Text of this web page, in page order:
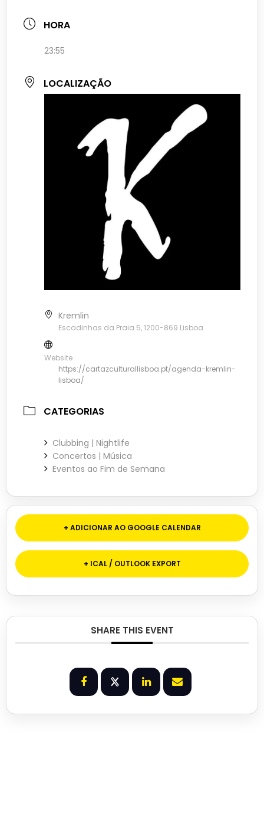
HORA
23:55
LOCALIZAÇÃO
Kremlin
Escadinhas da Praia 5, 1200-869 Lisboa
Website
https://cartazculturallisboa.pt/agenda-kremlin-
lisboa/
CATEGORIAS
Clubbing | Nightlife
Concertos | Música
Eventos ao Fim de Semana
+ ADICIONAR AO GOOGLE CALENDAR
+ ICAL / OUTLOOK EXPORT
SHARE THIS EVENT